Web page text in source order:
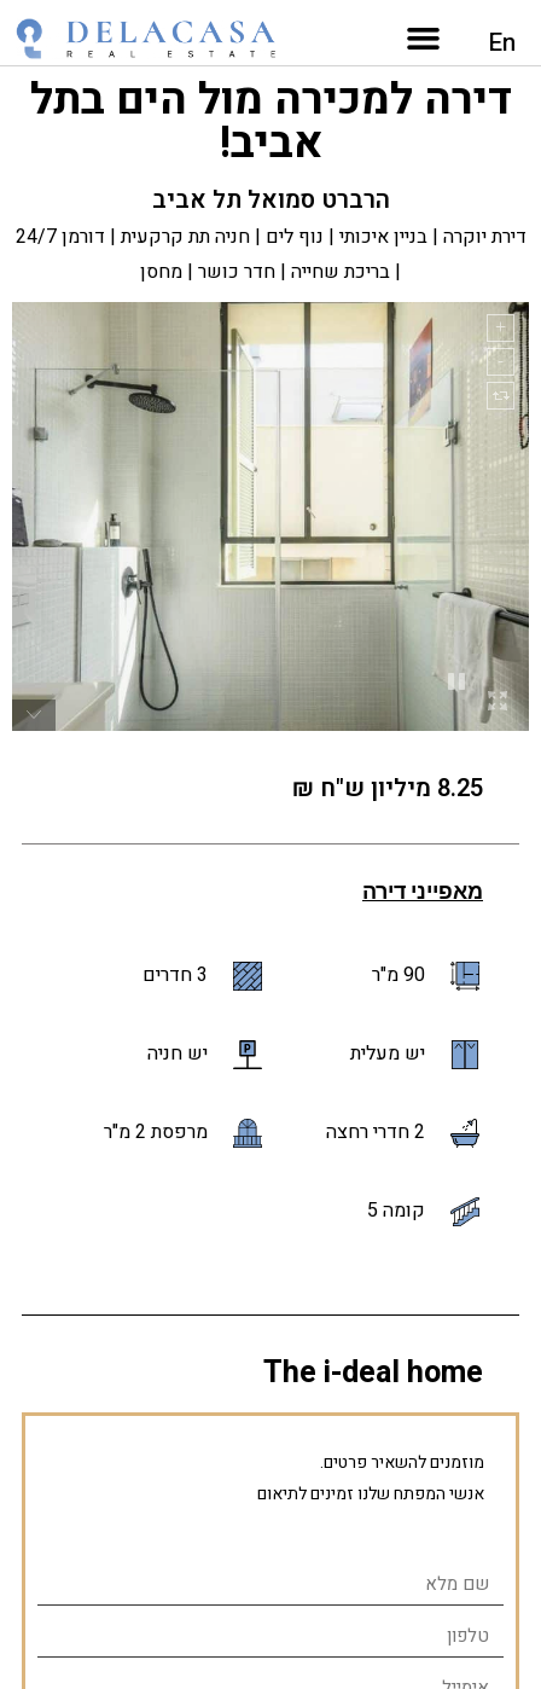
En
8.25 מיליון ש"ח ₪
מאפייני דירה
90 מ"ר 3 חדרים
יש מעלית יש חניה
2 חדרי רחצה מרפסת 2 מ"ר
קומה 5
The i-deal home
מוזמנים להשאיר פרטים.
אנשי המפתח שלנו זמינים לתיאום
דירה למכירה מול הים בתל
אביב!
הרברט סמואל תל אביב
דירת יוקרה | בניין איכותי | נוף לים | חניה תת קרקעית | דורמן 24/7
| בריכת שחייה | חדר כושר | מחסן